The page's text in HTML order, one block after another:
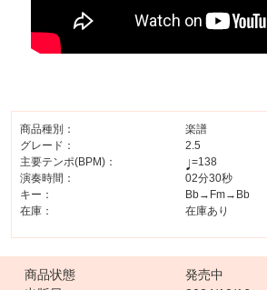
商品種別：
楽譜
グレード：
2.5
主要テンポ(BPM)：
=138
演奏時間：
02分30秒
キー：
Bb→Fm→Bb
在庫：
在庫あり
商品状態
発売中